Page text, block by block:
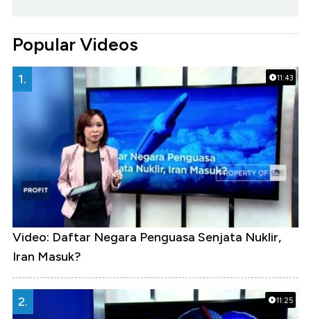
Popular Videos
11:43
1.
Video: Daftar Negara Penguasa Senjata Nuklir,
Iran Masuk?
11:25
2.